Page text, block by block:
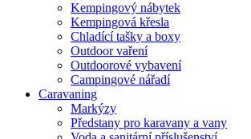
Kempingový nábytek
Kempingová křesla
Chladící tašky a boxy
Outdoor vaření
Outdoorové vybavení
Campingové nářadí
Caravaning
Markýzy
Předstany pro karavany a vany